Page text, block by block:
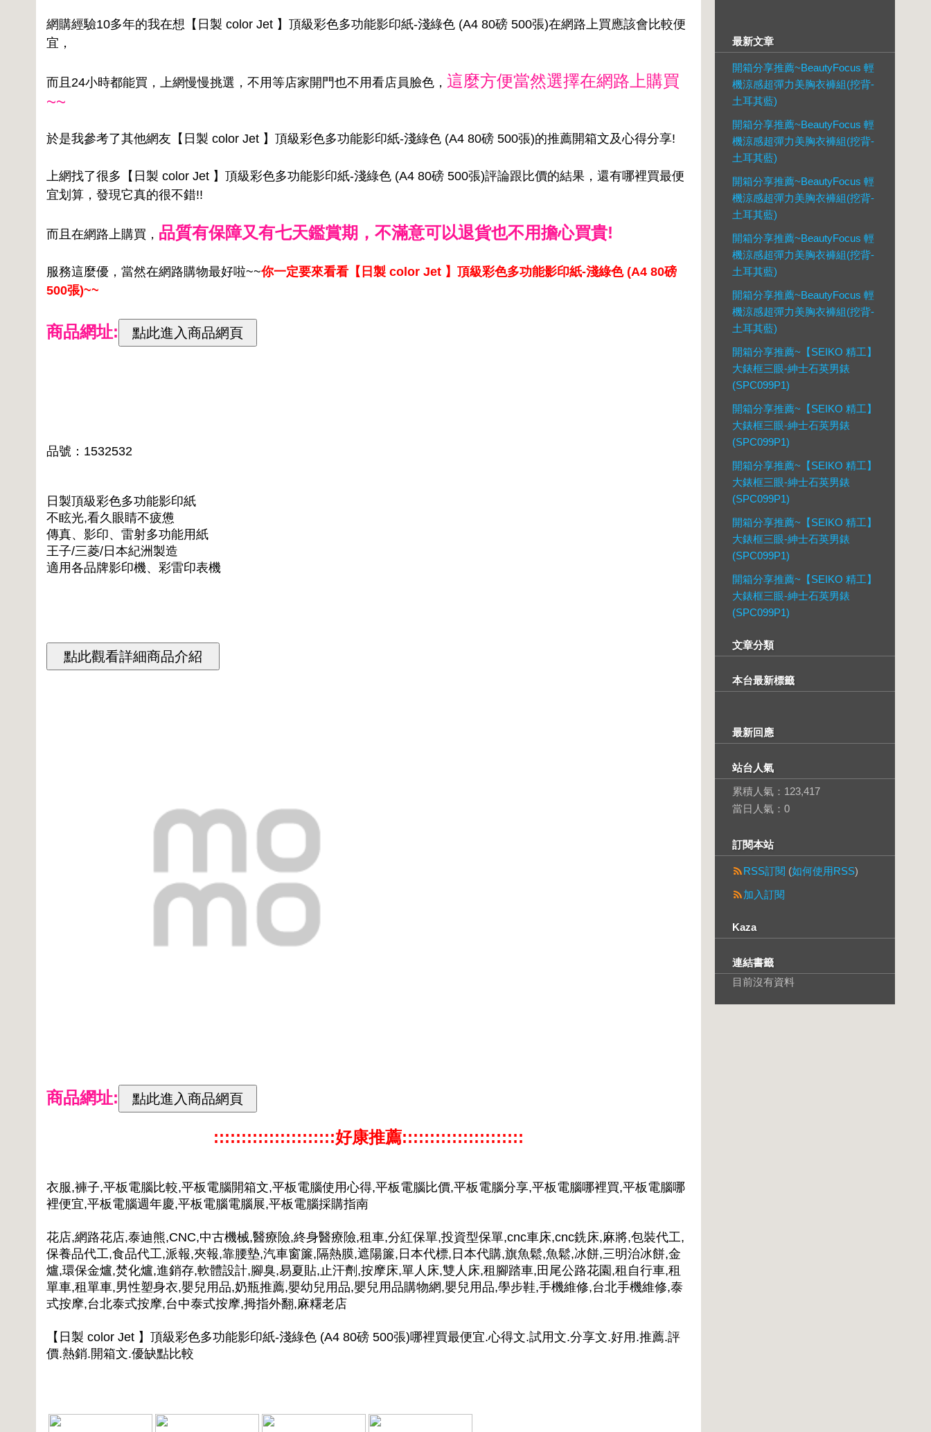
網購經驗10多年的我在想【日製 color Jet 】頂級彩色多功能影印紙-淺綠色 (A4 80磅 500張)在網路上買應該會比較便
宜，
而且24小時都能買，上網慢慢挑選，不用等店家開門也不用看店員臉色， 這麼方便當然選擇在網路上購買
~~
於是我參考了其他網友【日製 color Jet 】頂級彩色多功能影印紙-淺綠色 (A4 80磅 500張)的推薦開箱文及心得分享!
上網找了很多【日製 color Jet 】頂級彩色多功能影印紙-淺綠色 (A4 80磅 500張)評論跟比價的結果，還有哪裡買最便
宜划算，發現它真的很不錯!!
而且在網路上購買， 品質有保障又有七天鑑賞期，不滿意可以退貨也不用擔心買貴!
服務這麼優，當然在網路購物最好啦~~你一定要來看看【日製 color Jet 】頂級彩色多功能影印紙-淺綠色 (A4 80磅
500張)~~
商品網址:
品號：1532532
日製頂級彩色多功能影印紙
不眩光,看久眼睛不疲憊
傳真、影印、雷射多功能用紙
王子/三菱/日本紀洲製造
適用各品牌影印機、彩雷印表機
商品網址:
::::::::::::::::::::::好康推薦::::::::::::::::::::::
衣服,褲子,平板電腦比較,平板電腦開箱文,平板電腦使用心得,平板電腦比價,平板電腦分享,平板電腦哪裡買,平板電腦哪
裡便宜,平板電腦週年慶,平板電腦電腦展,平板電腦採購指南
花店,網路花店,泰迪熊,CNC,中古機械,醫療險,終身醫療險,租車,分紅保單,投資型保單,cnc車床,cnc銑床,麻將,包裝代工,
保養品代工,食品代工,派報,夾報,靠腰墊,汽車窗簾,隔熱膜,遮陽簾,日本代標,日本代購,旗魚鬆,魚鬆,冰餅,三明治冰餅,金
爐,環保金爐,焚化爐,進銷存,軟體設計,腳臭,易夏貼,止汗劑,按摩床,單人床,雙人床,租腳踏車,田尾公路花園,租自行車,租
單車,租單車,男性塑身衣,嬰兒用品,奶瓶推薦,嬰幼兒用品,嬰兒用品購物網,嬰兒用品,學步鞋,手機維修,台北手機維修,泰
式按摩,台北泰式按摩,台中泰式按摩,拇指外翻,麻糬老店
【日製 color Jet 】頂級彩色多功能影印紙-淺綠色 (A4 80磅 500張)哪裡買最便宜.心得文.試用文.分享文.好用.推薦.評
價.熱銷.開箱文.優缺點比較
最新文章
開箱分享推薦~BeautyFocus 輕
機涼感超彈力美胸衣褲組(挖背-
土耳其藍)
開箱分享推薦~BeautyFocus 輕
機涼感超彈力美胸衣褲組(挖背-
土耳其藍)
開箱分享推薦~BeautyFocus 輕
機涼感超彈力美胸衣褲組(挖背-
土耳其藍)
開箱分享推薦~BeautyFocus 輕
機涼感超彈力美胸衣褲組(挖背-
土耳其藍)
開箱分享推薦~BeautyFocus 輕
機涼感超彈力美胸衣褲組(挖背-
土耳其藍)
開箱分享推薦~【SEIKO 精工】
大錶框三眼-紳士石英男錶
(SPC099P1)
開箱分享推薦~【SEIKO 精工】
大錶框三眼-紳士石英男錶
(SPC099P1)
開箱分享推薦~【SEIKO 精工】
大錶框三眼-紳士石英男錶
(SPC099P1)
開箱分享推薦~【SEIKO 精工】
大錶框三眼-紳士石英男錶
(SPC099P1)
開箱分享推薦~【SEIKO 精工】
大錶框三眼-紳士石英男錶
(SPC099P1)
文章分類
本台最新標籤
最新回應
站台人氣
累積人氣： 123,417
當日人氣： 0
訂閱本站
RSS訂閱 (如何使用RSS)
加入訂閱
Kaza
連結書籤
目前沒有資料